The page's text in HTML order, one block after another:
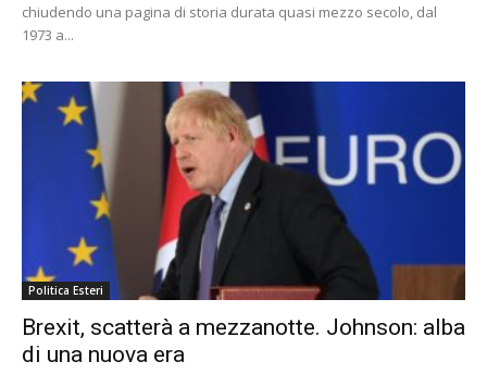
chiudendo una pagina di storia durata quasi mezzo secolo, dal
1973 a...
Politica Esteri
Brexit, scatterà a mezzanotte. Johnson: alba
di una nuova era